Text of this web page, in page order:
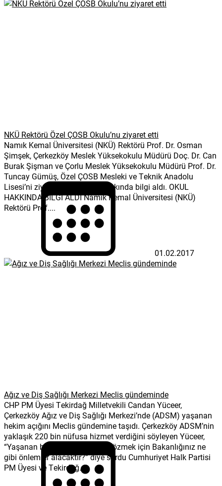
NKÜ Rektörü Özel ÇOSB Okulu’nu ziyaret etti
Namık Kemal Üniversitesi (NKÜ) Rektörü Prof. Dr. Osman
Şimşek, Çerkezköy Meslek Yüksekokulu Müdürü Doç. Dr. Can
Burak Şişman ve Çorlu Meslek Yüksekokulu Müdürü Prof. Dr.
Tuncay Gümüş, Özel ÇOSB Mesleki ve Teknik Anadolu
Lisesi’ni ziyaret ederek okul hakkında bilgi aldı. OKUL
HAKKINDA BİLGİ ALDI Namık Kemal Üniversitesi (NKÜ)
Rektörü Prof....
01.02.2017
Ağız ve Diş Sağlığı Merkezi Meclis gündeminde
CHP PM Üyesi Tekirdağ Milletvekili Candan Yüceer,
Çerkezköy Ağız ve Diş Sağlığı Merkezi’nde (ADSM) yaşanan
hekim açığını Meclis gündemine taşıdı. Çerkezköy ADSM’nin
yaklaşık 220 bin nüfusa hizmet verdiğini söyleyen Yüceer,
“Yaşanan bu sağlık sorununu çözmek için Bakanlığınız ne
gibi önlemler alacaktır?” diye sordu Cumhuriyet Halk Partisi
PM Üyesi ve Tekirdağ...